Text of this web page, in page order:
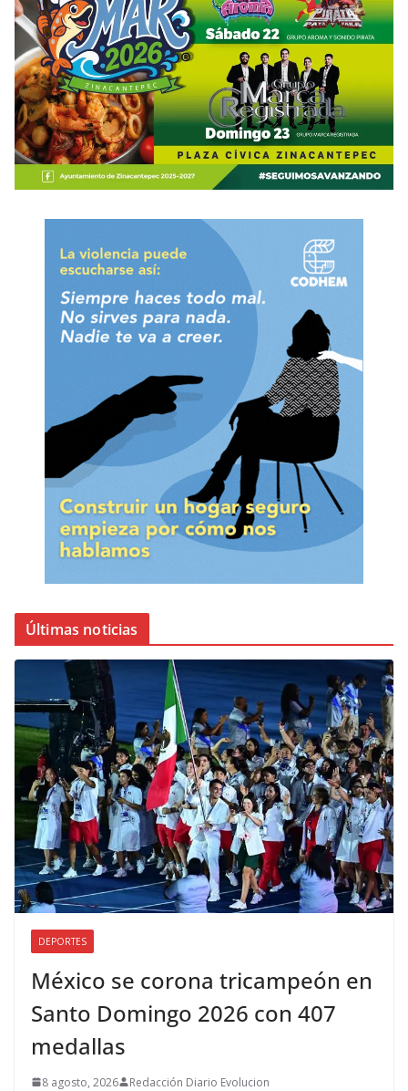
Últimas noticias
DEPORTES
México se corona tricampeón en
Santo Domingo 2026 con 407
medallas
8 agosto, 2026 Redacción Diario Evolucion